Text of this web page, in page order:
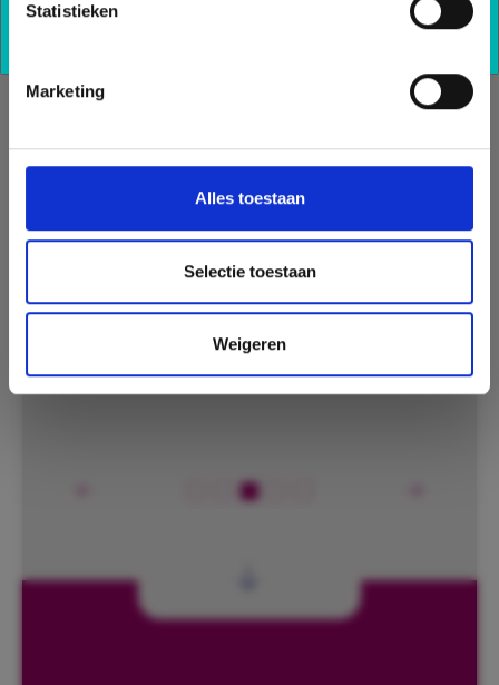
Statistieken
Marketing
Alles toestaan
Selectie toestaan
Weigeren